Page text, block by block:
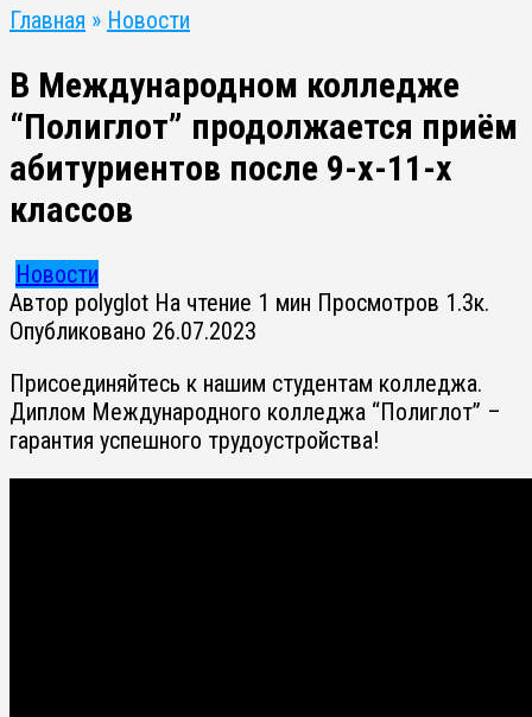
Главная » Новости
В Международном колледже
“Полиглот” продолжается приём
абитуриентов после 9-х-11-х
классов
Новости
Автор polyglot На чтение 1 мин Просмотров 1.3к.
Опубликовано 26.07.2023
Присоединяйтесь к нашим студентам колледжа.
Диплом Международного колледжа “Полиглот” –
гарантия успешного трудоустройства!